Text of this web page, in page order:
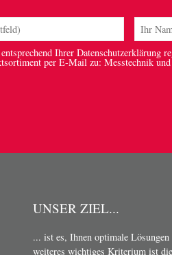
Ihrer Datenschutzerklärung
per E-Mail zu: Messtechnik
UNSER ZIEL...
... ist es, Ihnen optimale
weiteres wichtiges Kriterium ist